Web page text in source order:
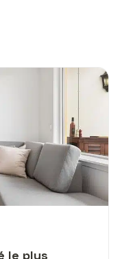
le plus